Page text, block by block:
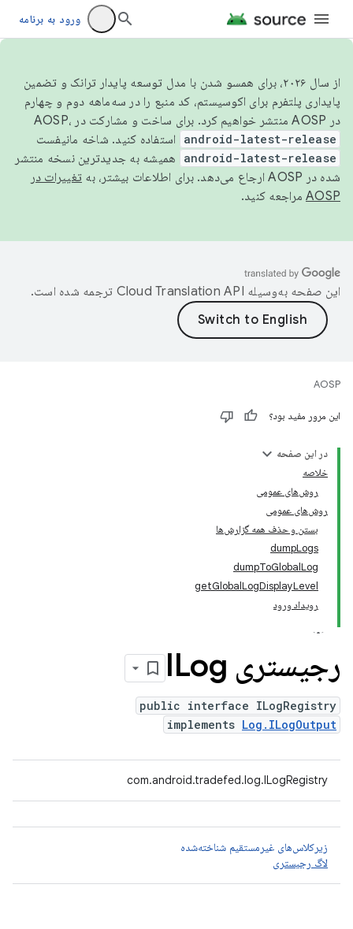
ورود به برنامه
از سال ۲۰۲۶، برای همسو شدن با مدل توسعه پایدار ترانک و تضمین
پایداری پلتفرم برای اکوسیستم، کد منبع را در سه‌ماهه دوم و چهارم
در AOSP منتشر خواهیم کرد. برای ساخت و مشارکت در AOSP،
android-latest-release استفاده کنید. شاخه مانیفست
android-latest-release
همیشه به جدیدترین نسخه منتشر
شده در AOSP ارجاع می‌دهد. برای اطلاعات بیشتر، به
تغییرات در
AOSP مراجعه کنید.
این صفحه به‌وسیله ترجمه شده است.
AOSP
این مرور مفید بود؟
در این صفحه
خلاصه
روش‌های عمومی
روش‌های عمومی
بستن و حذف همه گزارش‌ها
dumpLogs
dumpToGlobalLog
getGlobalLogDisplayLevel
رویداد ورود
رجیستری ILog
public interface ILogRegistry
implements Log.ILogOutput
com.android.tradefed.log.ILogRegistry
زیرکلاس‌های غیرمستقیم شناخته‌شده
لاگ رجیستری